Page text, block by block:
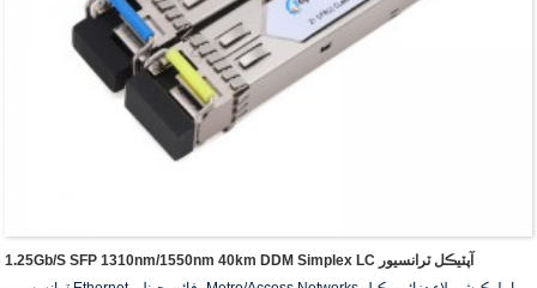
1.25Gb/s SFP 1310nm/1550nm 40km DDM Simplex LC آپٽيڪل ٽرانسيور